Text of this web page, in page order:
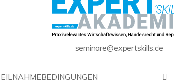
seminare@expertskills.de